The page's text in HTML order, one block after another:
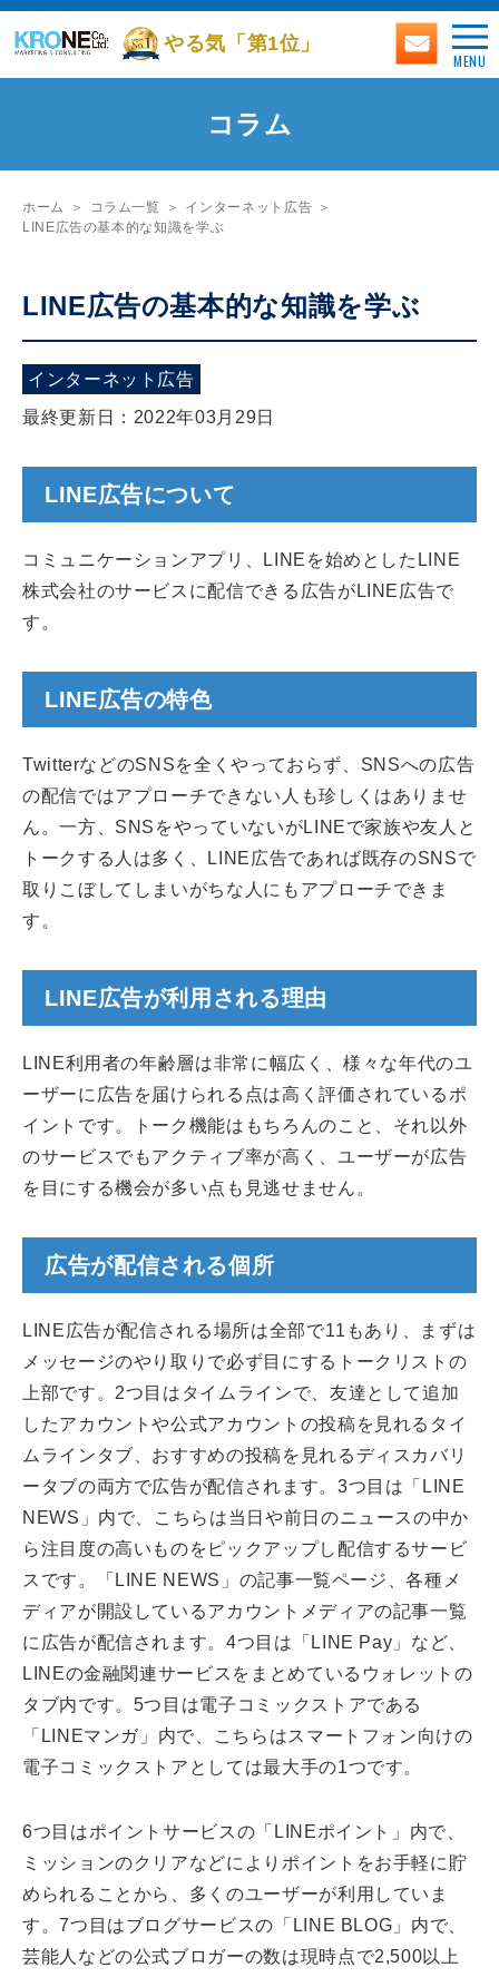
やる気「第1位」
MENU
コラム
ホーム コラム一覧
インターネット広告
LINE広告の基本的な知識を学ぶ
LINE広告の基本的な知識を学ぶ
インターネット広告
最終更新日：2022年03月29日
LINE広告について
コミュニケーションアプリ、LINEを始めとしたLINE
株式会社のサービスに配信できる広告がLINE広告で
す。
LINE広告の特色
TwitterなどのSNSを全くやっておらず、SNSへの広告
の配信ではアプローチできない人も珍しくはありませ
ん。一方、SNSをやっていないがLINEで家族や友人と
トークする人は多く、LINE広告であれば既存のSNSで
取りこぼしてしまいがちな人にもアプローチできま
す。
LINE広告が利用される理由
LINE利用者の年齢層は非常に幅広く、様々な年代のユ
ーザーに広告を届けられる点は高く評価されているポ
イントです。トーク機能はもちろんのこと、それ以外
のサービスでもアクティブ率が高く、ユーザーが広告
を目にする機会が多い点も見逃せません。
広告が配信される個所
LINE広告が配信される場所は全部で11もあり、まずは
メッセージのやり取りで必ず目にするトークリストの
上部です。2つ目はタイムラインで、友達として追加
したアカウントや公式アカウントの投稿を見れるタイ
ムラインタブ、おすすめの投稿を見れるディスカバリ
ータブの両方で広告が配信されます。3つ目は「LINE
NEWS」内で、こちらは当日や前日のニュースの中か
ら注目度の高いものをピックアップし配信するサービ
スです。「LINE NEWS」の記事一覧ページ、各種メ
ディアが開設しているアカウントメディアの記事一覧
に広告が配信されます。4つ目は「LINE Pay」など、
LINEの金融関連サービスをまとめているウォレットの
タブ内です。5つ目は電子コミックストアである
「LINEマンガ」内で、こちらはスマートフォン向けの
電子コミックストアとしては最大手の1つです。
6つ目はポイントサービスの「LINEポイント」内で、
ミッションのクリアなどによりポイントをお手軽に貯
められることから、多くのユーザーが利用していま
す。7つ目はブログサービスの「LINE BLOG」内で、
芸能人などの公式ブロガーの数は現時点で2,500以上